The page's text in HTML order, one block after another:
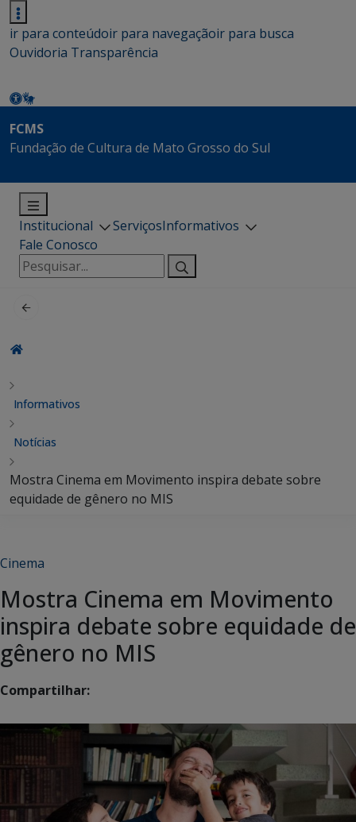
ir para conteúdoir para navegaçãoir para busca
Ouvidoria Transparência
FCMS
Fundação de Cultura de Mato Grosso do Sul
Institucional ServiçosInformativos
Fale Conosco
Pesquisar
por:
Informativos
Notícias
Mostra Cinema em Movimento inspira debate sobre
equidade de gênero no MIS
Cinema
Mostra Cinema em Movimento
inspira debate sobre equidade de
gênero no MIS
Compartilhar: